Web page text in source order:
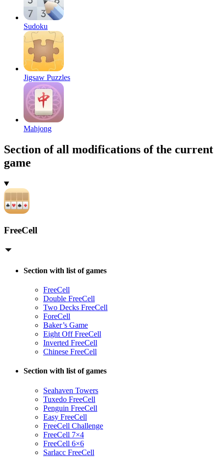
Sudoku
Jigsaw Puzzles
Mahjong
Section of all modifications of the current
game
FreeCell
Section with list of games
FreeCell
Double FreeCell
Two Decks FreeCell
ForeCell
Baker’s Game
Eight Off FreeCell
Inverted FreeCell
Chinese FreeCell
Section with list of games
Seahaven Towers
Tuxedo FreeCell
Penguin FreeCell
Easy FreeCell
FreeCell Challenge
FreeCell 7×4
FreeCell 6×6
Sarlacc FreeCell